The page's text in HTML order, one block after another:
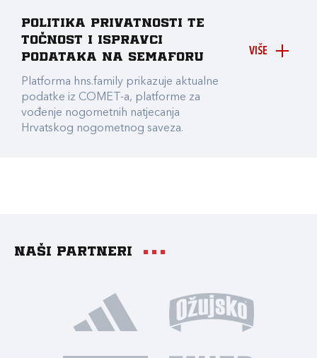
VIŠE
Politika privatnosti te
točnost i ispravci
podataka na Semaforu
Platforma hns.family prikazuje aktualne
podatke iz COMET-a, platforme za
vođenje nogometnih natjecanja
Hrvatskog nogometnog saveza.
Naši partneri